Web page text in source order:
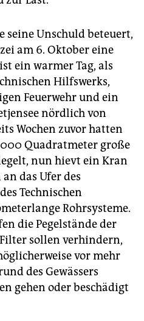
seine Unschuld beteuert,
am 6. Oktober eine
ein warmer Tag, als
Hilfswerks,
Feuerwehr und ein
nördlich von
Wochen zuvor hatten
Quadratmeter große
nun hievt ein Kran
das Ufer des
Technischen
Rohrsysteme.
die Pegelstände der
sollen verhindern,
vor mehr
des Gewässers
gehen oder beschädigt